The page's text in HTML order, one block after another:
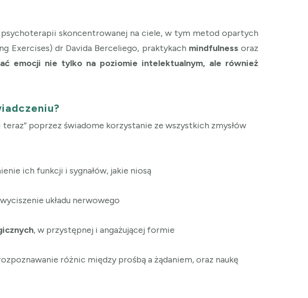
skoncentrowanej na ciele, w tym metod opartych
Exercises) dr Davida Berceliego, praktykach mindfulness oraz
emocji nie tylko na poziomie intelektualnym, ale również
poprzez świadome korzystanie ze wszystkich zmysłów
ich funkcji i sygnałów, jakie niosą
układu nerwowego
, w przystępnej i angażującej formie
różnic między prośbą a żądaniem, oraz naukę